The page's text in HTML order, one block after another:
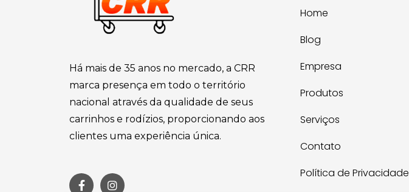
Há mais de 35 anos no mercado, a CRR
marca presença em todo o território
nacional através da qualidade de seus
carrinhos e rodízios, proporcionando aos
clientes uma experiência única.
Home
Blog
Empresa
Produtos
Serviços
Contato
Política de Privacidade